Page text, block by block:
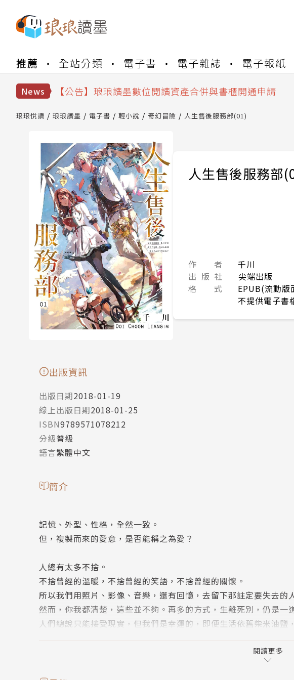
推薦 全站分類 電子書 電子雜誌 電子報紙
News
【公告】因 Readmoo 讀墨系統維護中，本站同步暫停
【公告】琅琅讀墨書櫃開通常見問題
【公告】琅琅書店服務升級重要說明及資產合併結果查詢
琅琅悅讀 琅琅讀墨 電子書 輕小說 奇幻冒險 人生售後服務部(01)
人生售後服務部
作 者
千川
出 版 社
尖端出版
格 式
EPUB(流動版
不提供電子書
出版資訊
出版日期2018-01-19
線上出版日期2018-01-25
ISBN9789571078212
分級普級
語言繁體中文
簡介
記憶、外型、性格，全然一致。
但，複製而來的愛意，是否能稱之為愛？
人總有太多不捨。
不捨曾經的溫暖，不捨曾經的笑語，不捨曾經的關懷。
所以我們用照片、影像、音樂，還有回憶，去留下那註定要失去的
然而，你我都清楚，這些並不夠。再多的方式，生離死別，仍是一
人們總說只能接受現實，但我們是幸運的，即便生活依舊柴米油
與其對方離開後無限追思，不如在世時珍視對待；如果您錯過了
閱讀更多